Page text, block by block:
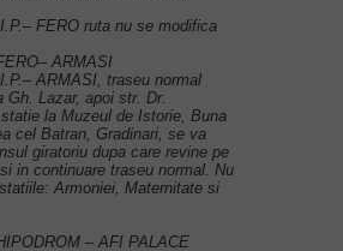
FERO ruta nu se modifica
ARMASI
ARMASI, traseu normal
Gh. Lazar, apoi str. Dr.
la Muzeul de Istorie, Buna
cel Batran, Gradinari, se va
giratoriu dupa care revine pe
in continuare traseu normal. Nu
Armoniei, Maternitate si
– AFI PALACE